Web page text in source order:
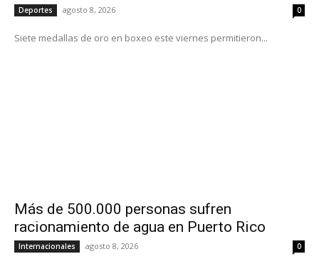
Deportes agosto 8, 2026 0
Siete medallas de oro en boxeo este viernes permitieron...
Más de 500.000 personas sufren
racionamiento de agua en Puerto Rico
Internacionales agosto 8, 2026 0